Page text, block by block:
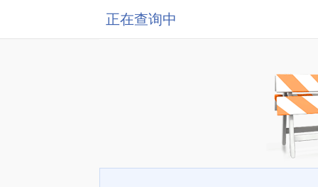
正在查询中